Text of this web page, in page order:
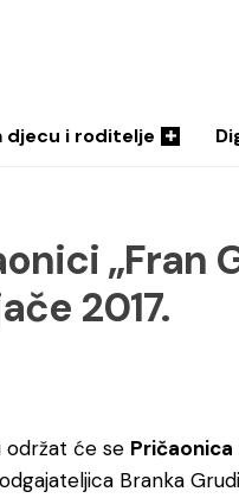
djecu i roditelje
„Fran
2017.
održat će se Pričaonica
Branka